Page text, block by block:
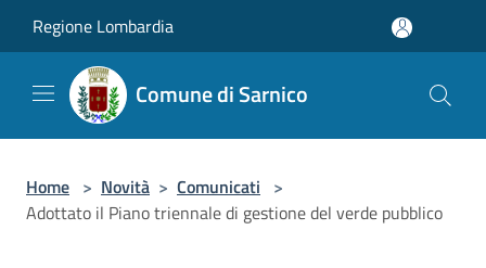
Regione Lombardia
Comune di Sarnico
Home > Novità > Comunicati >
Adottato il Piano triennale di gestione del verde pubblico